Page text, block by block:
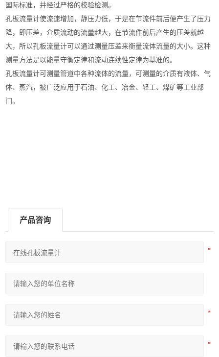
国际标准，并经过严格的校验检测。
孔板流量计使流速增加，静压力低，于是在节流件前后便产生了压力
降，即压差，介质流动的流量越大，在节流件前后产生的压差就越
大，所以孔板流量计可以通过测量压差来衡量流体流量的大小。这种
测量方法是以能量守衡定律和流动连续性定律为基准的。
孔板流量计可测量管道中各种流体的流量，可测量的介质有液体、气
体、蒸汽，被广泛应用于石油、化工、冶金、轻工、煤矿等工业部
门。
产品咨询